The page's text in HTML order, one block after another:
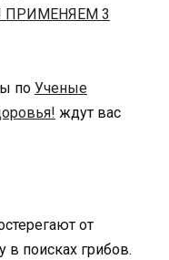
ПРИМЕНЯЕМ 3
по Ученые
ждут вас
от
поисках грибов.